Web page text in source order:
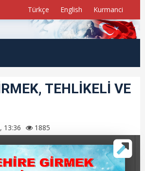
Türkçe English Kurmanci
TEHLİKELİ VE
13:36 1885